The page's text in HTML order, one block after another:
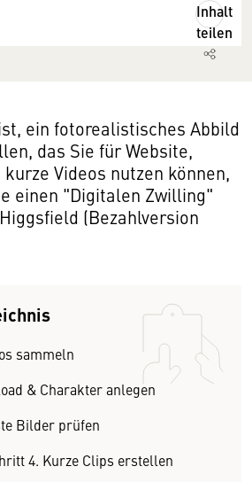
Inhalt
teilen
ein fotorealistisches Abbild
das Sie für Website,
Videos nutzen können,
einen "Digitalen Zwilling"
(Bezahlversion
sammeln
& Charakter anlegen
Bilder prüfen
4. Kurze Clips erstellen